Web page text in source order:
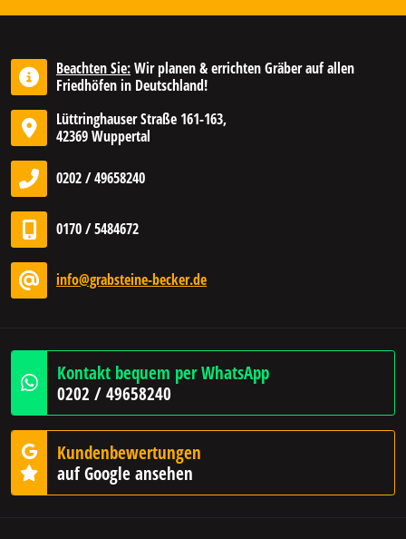
Beachten Sie:Wir planen & errichten Gräber auf allen
Friedhöfen in Deutschland!
Lüttringhauser Straße 161-163,
42369 Wuppertal
0202 / 49658240
0170 / 5484672
info@grabsteine-becker.de
Kontakt bequem per WhatsApp
0202 / 49658240
Kundenbewertungen
auf Google ansehen